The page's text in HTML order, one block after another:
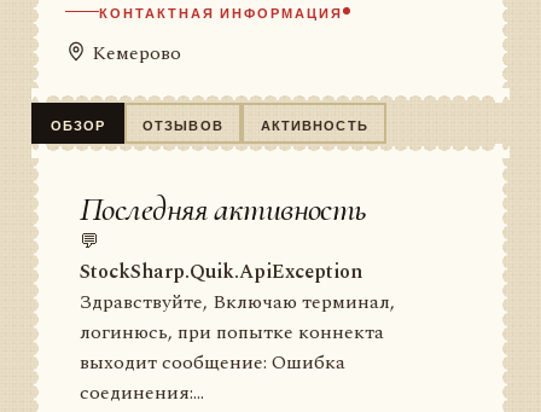
КОНТАКТНАЯ ИНФОРМАЦИЯ
Кемерово
ОБЗОР ОТЗЫВОВ АКТИВНОСТЬ
Последняя активность
💬
StockSharp.Quik.ApiException
Здравствуйте, Включаю терминал,
логинюсь, при попытке коннекта
выходит сообщение: Ошибка
соединения:...